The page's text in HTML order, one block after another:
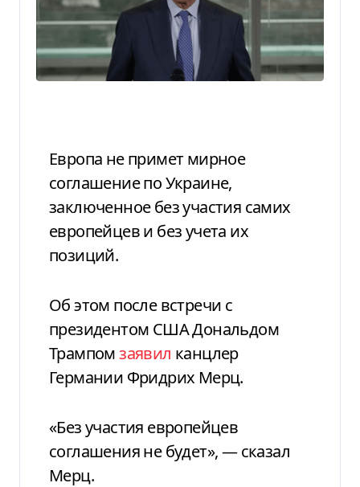
Европа не примет мирное
соглашение по Украине,
заключенное без участия самих
европейцев и без учета их
позиций.
Об этом после встречи с
президентом США Дональдом
Трампомзаявил канцлер
Германии Фридрих Мерц.
«Без участия европейцев
соглашения не будет», — сказал
Мерц.